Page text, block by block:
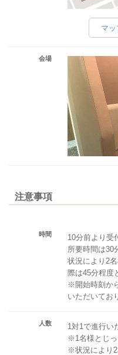
マ
会場
注意事項
時間
10分前より受
所要時間は30
状況により2
際は45分程度
※開始時刻か
いただいてお
人数
1対1で進行い
※1名様とじっ
※状況により2